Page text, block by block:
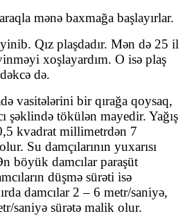
mənə baxmağa başlayırlar.
Qız plaşdadır. Mən də 25 il
xoşlayardım. O isə plaş
də.
vasitələrini bir qırağa qoysaq,
şəklində tökülən mayedir. Yağış
kvadrat millimetrdən 7
Su damçılarının yuxarısı
böyük damcılar paraşüt
düşmə sürəti isə
damcılar 2 – 6 metr/saniyə,
saniyə sürətə malik olur.